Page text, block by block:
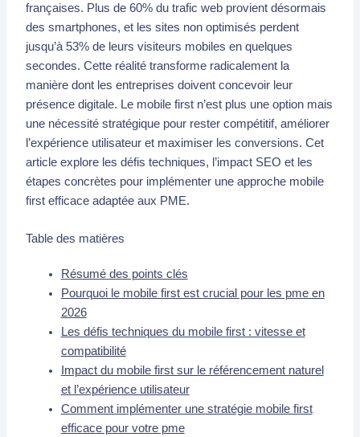
françaises. Plus de 60% du trafic web provient désormais
des smartphones, et les sites non optimisés perdent
jusqu’à 53% de leurs visiteurs mobiles en quelques
secondes. Cette réalité transforme radicalement la
manière dont les entreprises doivent concevoir leur
présence digitale. Le mobile first n’est plus une option mais
une nécessité stratégique pour rester compétitif, améliorer
l’expérience utilisateur et maximiser les conversions. Cet
article explore les défis techniques, l’impact SEO et les
étapes concrètes pour implémenter une approche mobile
first efficace adaptée aux PME.
Table des matières
Résumé des points clés
Pourquoi le mobile first est crucial pour les pme en
2026
Les défis techniques du mobile first : vitesse et
compatibilité
Impact du mobile first sur le référencement naturel
et l’expérience utilisateur
Comment implémenter une stratégie mobile first
efficace pour votre pme